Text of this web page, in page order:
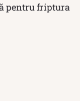
pentru friptura